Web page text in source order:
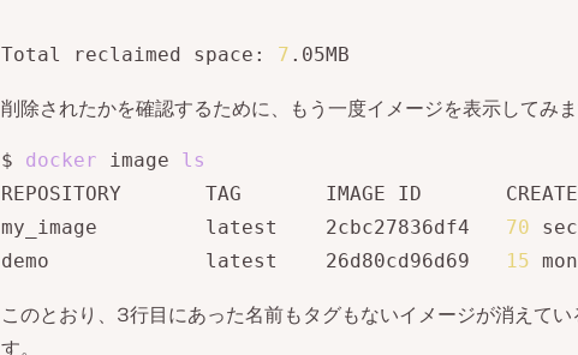
Total reclaimed space: 7 .05MB
削除されたかを確認するために、もう一度イメージを表示してみま
$ docker image ls
REPOSITORY       TAG       IMAGE ID
my_image         latest    2cbc27836df4 70
demo             latest    26d80cd96d69
15
このとおり、3行目にあった名前もタグもないイメージが消えてい
す。